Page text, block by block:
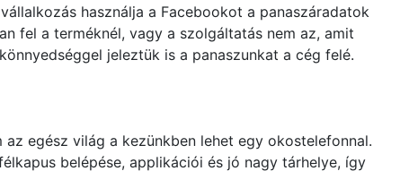
használja a Facebookot a panaszáradatok
fel a terméknél, vagy a szolgáltatás nem az, amit
jeleztük is a panaszunkat a cég felé.
egész világ a kezünkben lehet egy okostelefonnal.
belépése, applikációi és jó nagy tárhelye, így